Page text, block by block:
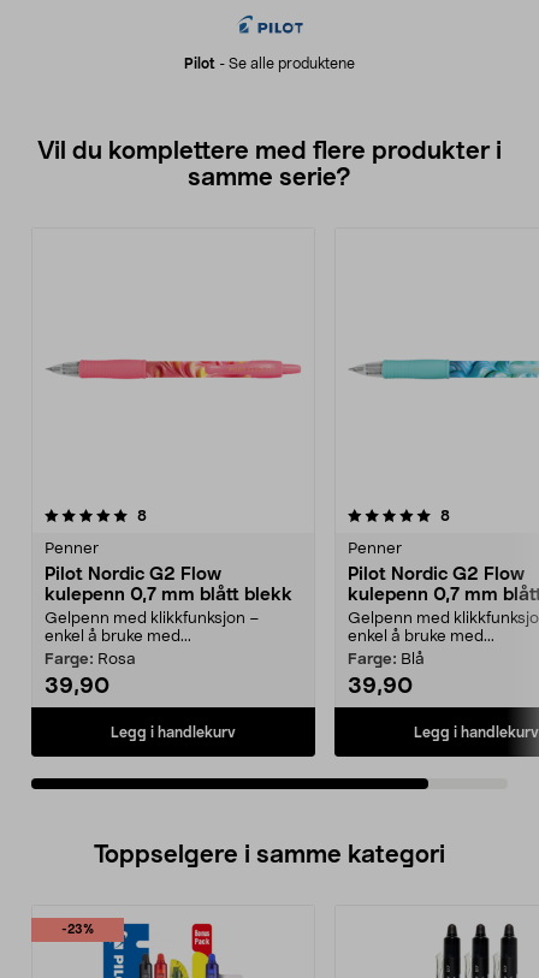
Pilot - Se alle produktene
Vil du komplettere med flere produkter i
samme serie?
8anmeldelser
Penner
Pilot Nordic G2 Flow
kulepenn 0,7 mm blått blekk
Gelpenn med klikkfunksjon –
enkel å bruke med...
Farge: Rosa
39,90
Legg i handlekurv
5.0av 5 stjerner 8anmeldelser
Penner
Pilot Nordic G2 Flow
kulepenn 0,7 mm
Gelpenn med
enkel å bruke med...
Farge: Blå
39,90
Legg i handlekurv
Toppselgere i samme kategori
-23%